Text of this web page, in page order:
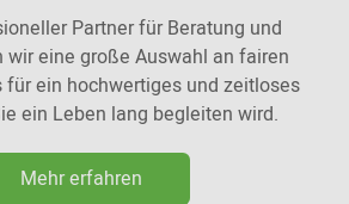
Partner für Beratung und
wir eine große Auswahl an fairen
für ein hochwertiges und zeitloses
ein Leben lang begleiten wird.
Mehr erfahren